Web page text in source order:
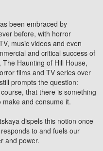
been embraced by
before, with horror
music videos and even
and critical success of
Haunting of Hill House,
films and TV series over
prompts the question:
that there is something
and consume it.
dispels this notion once
to and fuels our
and power.